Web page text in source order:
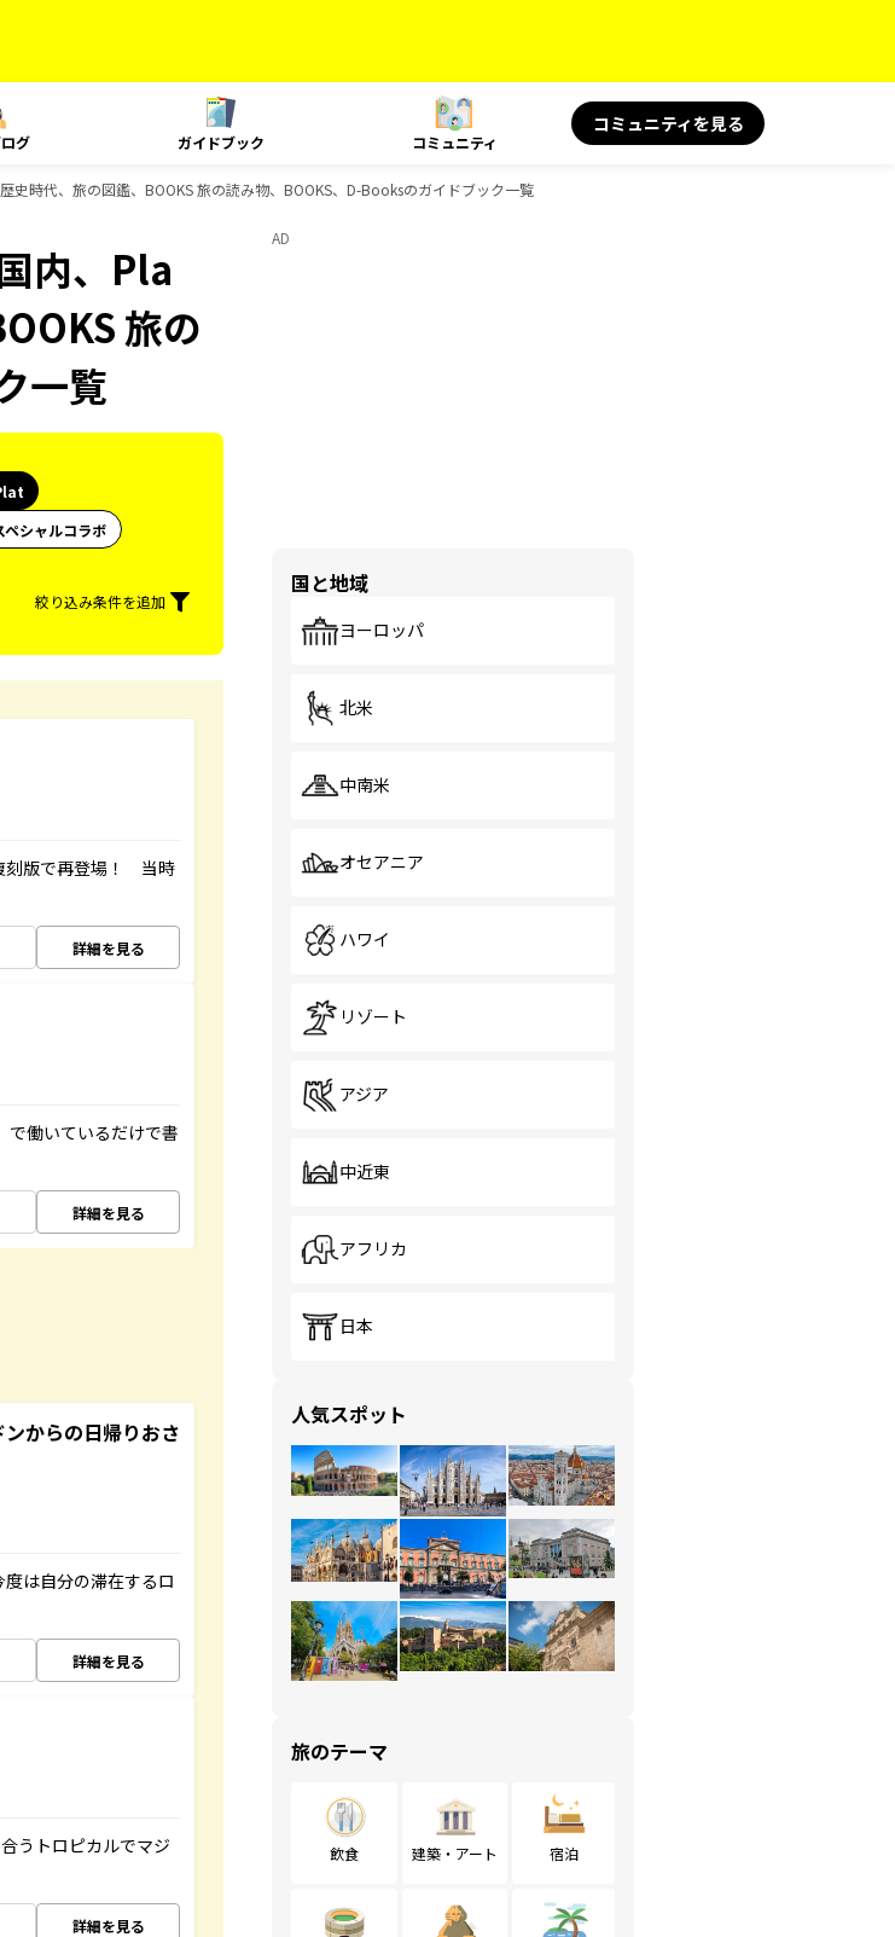
グ ガイドブック コミュニティ
コミュニティを見る
時代、旅の図鑑、BOOKS 旅の読み物、BOOKS、D-Booksのガイドブック一覧
内、Pla
旅の
一覧
ペシャルコラボ
絞り込み条件を追加
刻版で再登場！ 当時
詳細を見る
で働いているだけで書
詳細を見る
からの日帰りおさ
は自分の滞在するロ
詳細を見る
うトロピカルでマジ
詳細を見る
AD
国と地域
ヨーロッパ
北米
中南米
オセアニア
ハワイ
リゾート
アジア
中近東
アフリカ
日本
人気スポット
旅のテーマ
飲食 建築・アート 宿泊